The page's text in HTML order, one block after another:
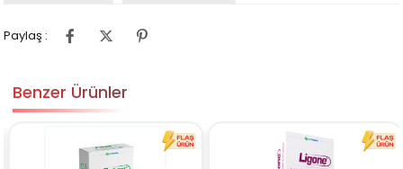
Paylaş :
Benzer Ürünler